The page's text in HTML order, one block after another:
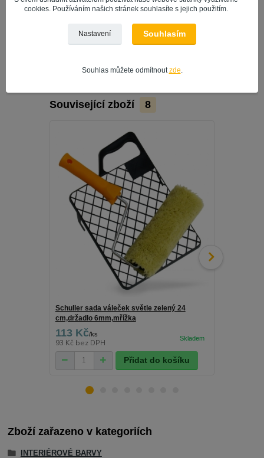
papír
tapety ze skelných vláken
Související zboží 8
Schuller sada váleček světle zelený 24
cm,držadlo 6mm,mřížka
113 Kč/ks
93 Kč bez DPH
Přidat do košíku
Zboží zařazeno v kategoriích
INTERIÉROVÉ BARVY
cookies. Používáním našich stránek souhlasíte s jejich použitím.
Nastavení Souhlasím
Souhlas můžete odmítnout zde